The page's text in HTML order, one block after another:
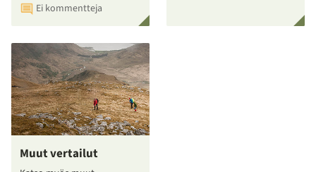
Ei kommentteja
Muut vertailut